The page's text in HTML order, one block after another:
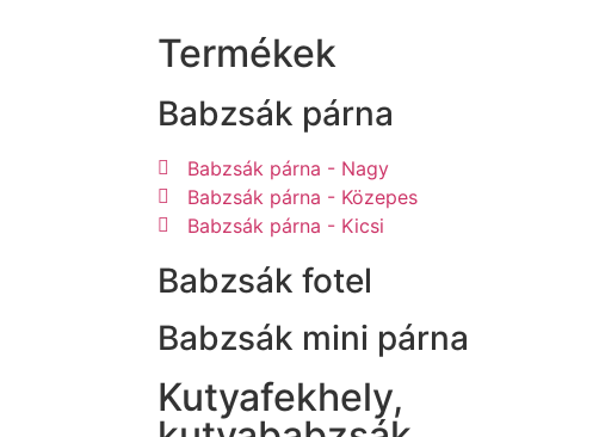
Termékek
Babzsák párna
Babzsák párna - Nagy
Babzsák párna - Közepes
Babzsák párna - Kicsi
Babzsák fotel
Babzsák mini párna
Kutyafekhely,